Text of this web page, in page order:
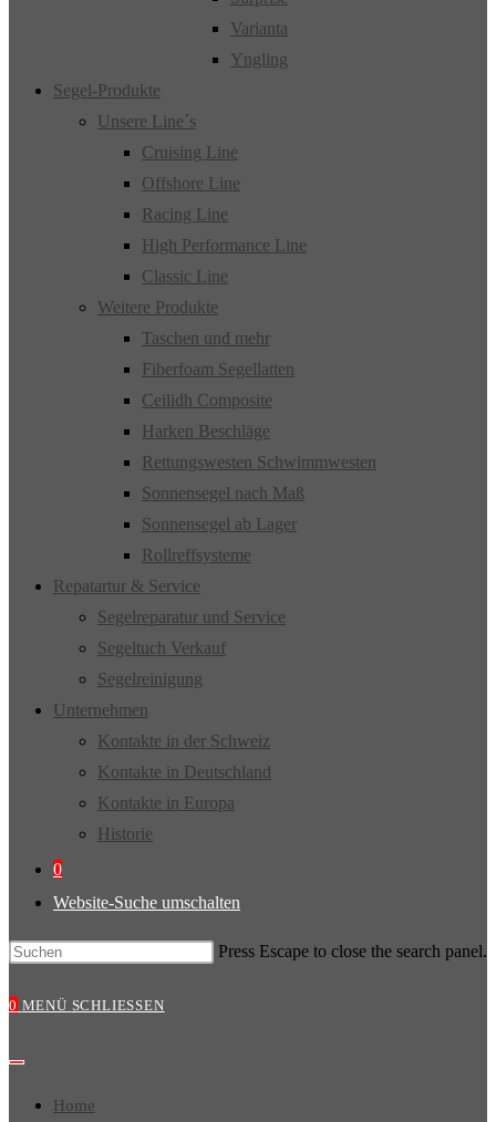
Varianta
Yngling
Segel-Produkte
Unsere Line´s
Cruising Line
Offshore Line
Racing Line
High Performance Line
Classic Line
Weitere Produkte
Taschen und mehr
Fiberfoam Segellatten
Ceilidh Composite
Harken Beschläge
Rettungswesten Schwimmwesten
Sonnensegel nach Maß
Sonnensegel ab Lager
Rollreffsysteme
Repatartur & Service
Segelreparatur und Service
Segeltuch Verkauf
Segelreinigung
Unternehmen
Kontakte in der Schweiz
Kontakte in Deutschland
Kontakte in Europa
Historie
0
Website-Suche umschalten
Press Escape to close the search panel.
0 MENÜ SCHLIESSEN
Home